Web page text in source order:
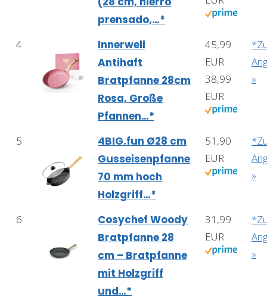
prensado,…*
4
Innerwell
Antihaft
Bratpfanne 28cm
Rosa, Große
Pfannen…*
45,99
EUR
38,99
EUR
»
5
4BIG.fun Ø28 cm
Gusseisenpfanne
70 mm hoch
Holzgriff…*
51,90
EUR
»
6
Cosychef Woody
Bratpfanne 28
cm – Bratpfanne
mit Holzgriff
und…*
31,99
EUR
»